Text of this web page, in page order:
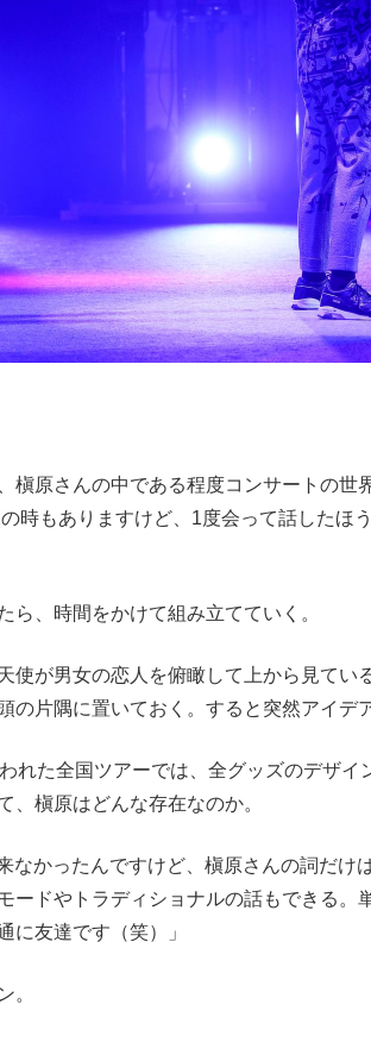
槇原さんの中である程度コンサートの世
時もありますけど、1度会って話したほ
、時間をかけて組み立てていく。
使が男女の恋人を俯瞰して上から見てい
の片隅に置いておく。すると突然アイデ
れた全国ツアーでは、全グッズのデザイ
、槇原はどんな存在なのか。
なかったんですけど、槇原さんの詞だけ
ードやトラディショナルの話もできる。
に友達です（笑）」
。